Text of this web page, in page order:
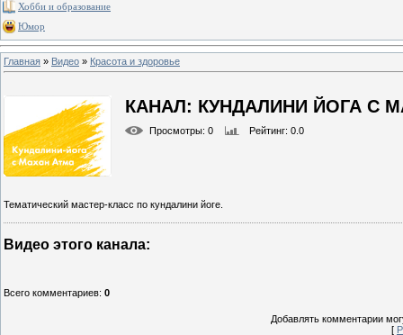
Хобби и образование
Юмор
Главная » Видео » Красота и здоровье
КАНАЛ: КУНДАЛИНИ ЙОГА С
Просмотры: 0 Рейтинг: 0.0
Тематический мастер-класс по кундалини йоге.
Видео этого канала:
Всего комментариев: 0
Добавлять комментарии
[